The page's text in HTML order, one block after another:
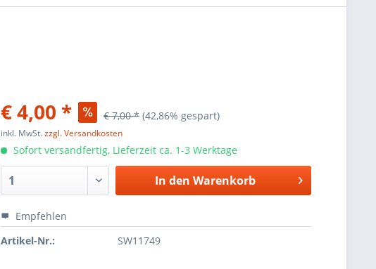
€ 4,00 * € 7,00 * (42,86% gespart)
inkl. MwSt.zzgl. Versandkosten
Sofort versandfertig, Lieferzeit ca. 1-3 Werktage
In den Warenkorb
Empfehlen
Artikel-Nr.:
SW11749